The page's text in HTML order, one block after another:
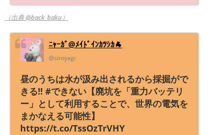
（出典 @back_baku）
ﾆｬｰｶﾞ@ﾒｲﾄﾞｲﾝｶﾂｼｶ🐐
@siroyagi
昼のうちは水が汲み出されるから採掘がで
きる!! #できない【廃坑を「重力バッテリ
ー」として利用することで、世界の電気を
まかなえる可能性】
https://t.co/TssOzTrVHY